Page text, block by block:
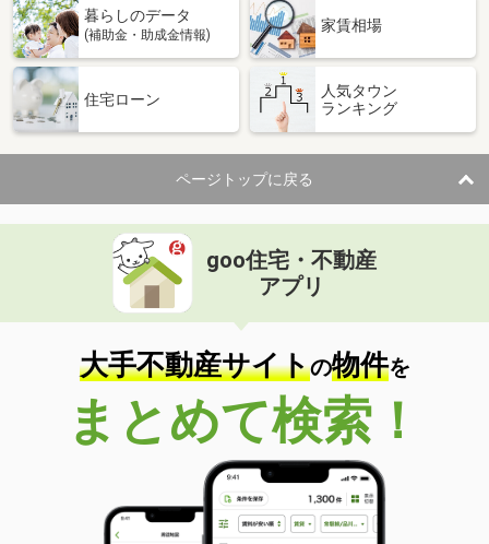
暮らしのデータ
(補助金・助成金情報)
家賃相場
住宅ローン
人気タウン
ランキング
ページトップに戻る
goo住宅・不動産
アプリ
大手不動産サイトの物件を
まとめて検索！